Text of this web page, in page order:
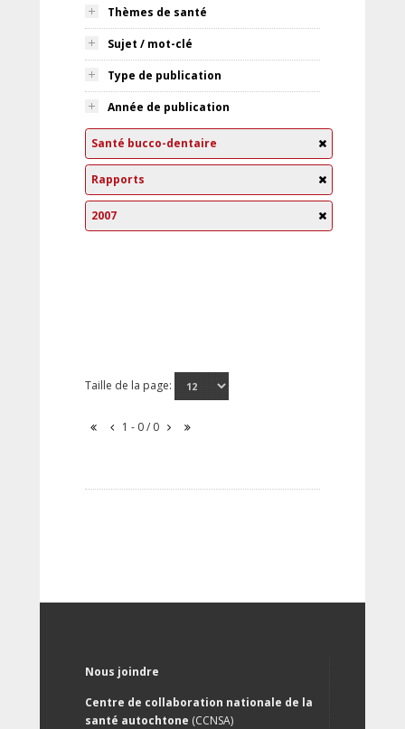
Thèmes de santé
Sujet / mot-clé
Type de publication
Année de publication
Santé bucco-dentaire
Rapports
2007
Taille de la page:
1 - 0 / 0
Nous joindre
Centre de collaboration nationale de la
santé autochtone (CCNSA)